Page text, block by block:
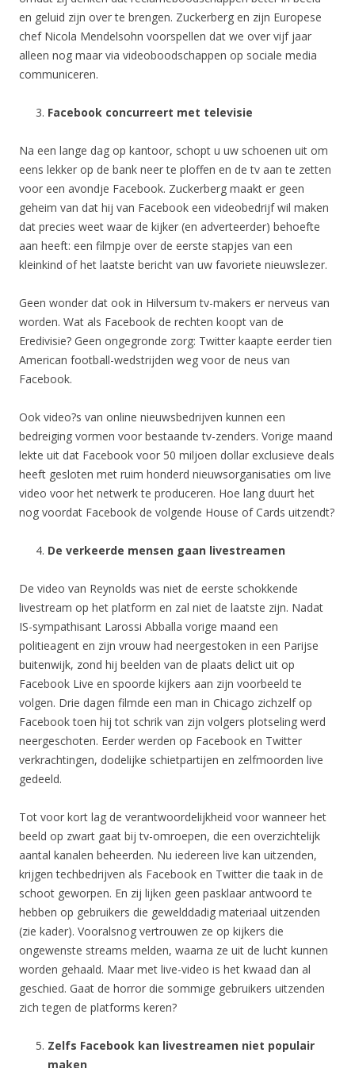
en geluid zijn over te brengen. Zuckerberg en zijn Europese
chef Nicola Mendelsohn voorspellen dat we over vijf jaar
alleen nog maar via videoboodschappen op sociale media
communiceren.
Facebook concurreert met televisie
Na een lange dag op kantoor, schopt u uw schoenen uit om
eens lekker op de bank neer te ploffen en de tv aan te zetten
voor een avondje Facebook. Zuckerberg maakt er geen
geheim van dat hij van Facebook een videobedrijf wil maken
dat precies weet waar de kijker (en adverteerder) behoefte
aan heeft: een filmpje over de eerste stapjes van een
kleinkind of het laatste bericht van uw favoriete nieuwslezer.
Geen wonder dat ook in Hilversum tv-makers er nerveus van
worden. Wat als Facebook de rechten koopt van de
Eredivisie? Geen ongegronde zorg: Twitter kaapte eerder tien
American football-wedstrijden weg voor de neus van
Facebook.
Ook video?s van online nieuwsbedrijven kunnen een
bedreiging vormen voor bestaande tv-zenders. Vorige maand
lekte uit dat Facebook voor 50 miljoen dollar exclusieve deals
heeft gesloten met ruim honderd nieuwsorganisaties om live
video voor het netwerk te produceren. Hoe lang duurt het
nog voordat Facebook de volgende House of Cards uitzendt?
De verkeerde mensen gaan livestreamen
De video van Reynolds was niet de eerste schokkende
livestream op het platform en zal niet de laatste zijn. Nadat
IS-sympathisant Larossi Abballa vorige maand een
politieagent en zijn vrouw had neergestoken in een Parijse
buitenwijk, zond hij beelden van de plaats delict uit op
Facebook Live en spoorde kijkers aan zijn voorbeeld te
volgen. Drie dagen filmde een man in Chicago zichzelf op
Facebook toen hij tot schrik van zijn volgers plotseling werd
neergeschoten. Eerder werden op Facebook en Twitter
verkrachtingen, dodelijke schietpartijen en zelfmoorden live
gedeeld.
Tot voor kort lag de verantwoordelijkheid voor wanneer het
beeld op zwart gaat bij tv-omroepen, die een overzichtelijk
aantal kanalen beheerden. Nu iedereen live kan uitzenden,
krijgen techbedrijven als Facebook en Twitter die taak in de
schoot geworpen. En zij lijken geen pasklaar antwoord te
hebben op gebruikers die gewelddadig materiaal uitzenden
(zie kader). Vooralsnog vertrouwen ze op kijkers die
ongewenste streams melden, waarna ze uit de lucht kunnen
worden gehaald. Maar met live-video is het kwaad dan al
geschied. Gaat de horror die sommige gebruikers uitzenden
zich tegen de platforms keren?
Zelfs Facebook kan livestreamen niet populair
maken